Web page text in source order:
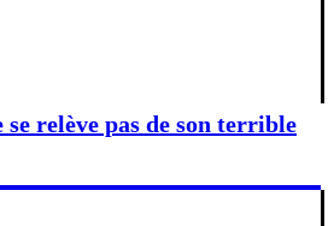
se relève pas de son terrible